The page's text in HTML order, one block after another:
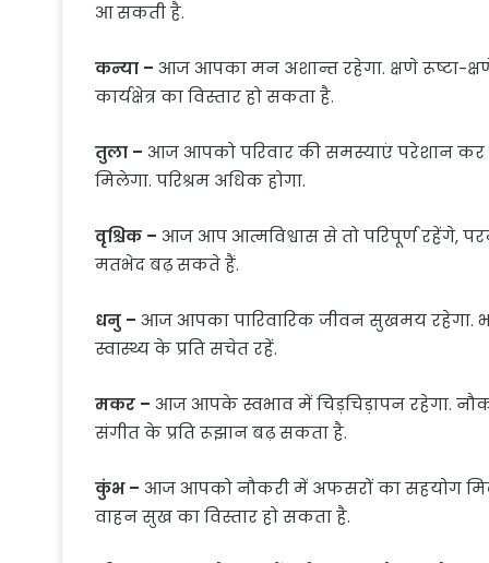
आ सकती है.
कन्या – आज आपका मन अशान्त रहेगा. क्षणे रूष्टा-
कार्यक्षेत्र का विस्तार हो सकता है.
तुला – आज आपको परिवार की समस्याएं परेशान कर
मिलेगा. परिश्रम अधिक होगा.
वृश्चिक – आज आप आत्मविश्वास से तो परिपूर्ण रहेंगे,
मतभेद बढ़ सकते हैं.
धनु – आज आपका पारिवारिक जीवन सुखमय रहेगा.
स्वास्थ्य के प्रति सचेत रहें.
मकर – आज आपके स्वभाव में चिड़चिड़ापन रहेगा.
संगीत के प्रति रूझान बढ़ सकता है.
कुंभ – आज आपको नौकरी में अफसरों का सहयोग
वाहन सुख का विस्तार हो सकता है.